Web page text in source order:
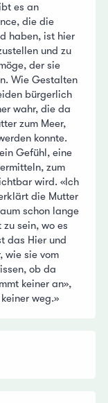
es an
die die
haben, ist hier
und zu
der sie
Wie Gestalten
bürgerlich
wahr, die da
zum Meer,
konnte.
Gefühl, eine
zum
wird. «Ich
die Mutter
schon lange
sein, wo es
das Hier und
wie sie vom
ob da
keiner an»,
weg.»